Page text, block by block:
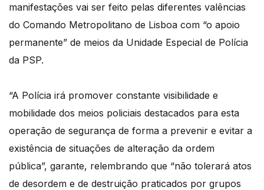
manifestações vai ser feito pelas diferentes valências
do Comando Metropolitano de Lisboa com “o apoio
permanente” de meios da Unidade Especial de Polícia
da PSP.
“A Polícia irá promover constante visibilidade e
mobilidade dos meios policiais destacados para esta
operação de segurança de forma a prevenir e evitar a
existência de situações de alteração da ordem
pública”, garante, relembrando que “não tolerará atos
de desordem e de destruição praticados por grupos